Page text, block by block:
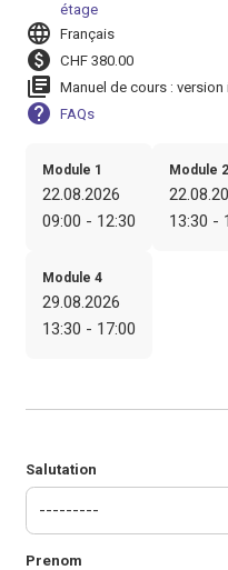
étage
language Français
paid CHF 380.00
library_books Manuel de cours : version
help FAQs
Module 1
22.08.2026
09:00 - 12:30
Module 2
13:30 -
Module 4
29.08.2026
13:30 - 17:00
Salutation
Prenom